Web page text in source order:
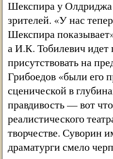
Шекспира у Олдриджа
зрителей. «У нас
Шекспира
а И.К. Тобилевич идет
присутствовать на
Грибоедов «были его
сценической в
правдивость — вот
реалистического
творчестве. Суворин
драматурги смело